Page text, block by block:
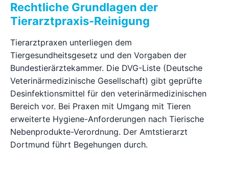
FAQ
Ratgeber
Kontakt
Jetzt anfragen
Rechtliche Grundlagen der
Tierarztpraxis-Reinigung
Tierarztpraxen unterliegen dem
Tiergesundheitsgesetz und den Vorgaben der
Bundestierärztekammer. Die DVG-Liste (Deutsche
Veterinärmedizinische Gesellschaft) gibt geprüfte
Desinfektionsmittel für den veterinärmedizinischen
Bereich vor. Bei Praxen mit Umgang mit Tieren
erweiterte Hygiene-Anforderungen nach Tierische
Nebenprodukte-Verordnung. Der Amtstierarzt
Dortmund führt Begehungen durch.